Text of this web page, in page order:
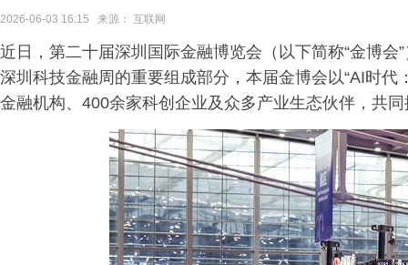
2026-06-03 16:15 来源： 互联网
近日，第二十届深圳国际金融博览会（以下简称“金博
深圳科技金融周的重要组成部分，本届金博会以“AI时
金融机构、400余家科创企业及众多产业生态伙伴，共